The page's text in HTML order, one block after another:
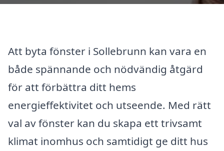
Att byta fönster i Sollebrunn kan vara en
både spännande och nödvändig åtgärd
för att förbättra ditt hems
energieffektivitet och utseende. Med rätt
val av fönster kan du skapa ett trivsamt
klimat inomhus och samtidigt ge ditt hus